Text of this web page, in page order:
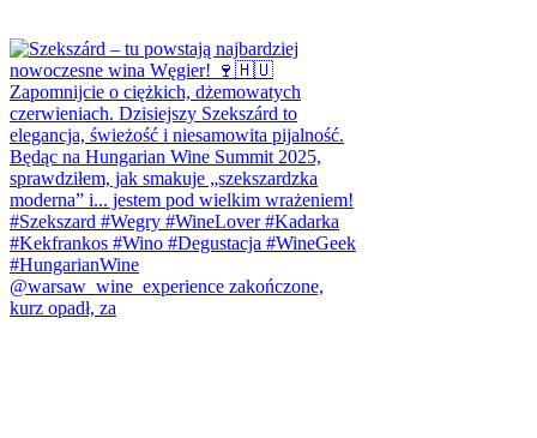
@warsaw_wine_experience zakończone,
kurz opadł, za